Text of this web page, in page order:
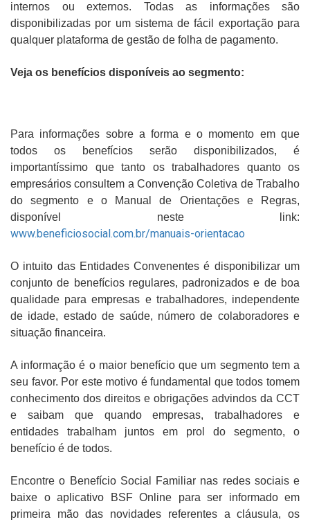
internos ou externos. Todas as informações são
disponibilizadas por um sistema de fácil exportação para
qualquer plataforma de gestão de folha de pagamento.
Veja os benefícios disponíveis ao segmento:
Para informações sobre a forma e o momento em que
todos os benefícios serão disponibilizados, é
importantíssimo que tanto os trabalhadores quanto os
empresários consultem a Convenção Coletiva de Trabalho
do segmento e o Manual de Orientações e Regras,
disponível neste link:
www.beneficiosocial.com.br/manuais-orientacao
O intuito das Entidades Convenentes é disponibilizar um
conjunto de benefícios regulares, padronizados e de boa
qualidade para empresas e trabalhadores, independente
de idade, estado de saúde, número de colaboradores e
situação financeira.
A informação é o maior benefício que um segmento tem a
seu favor. Por este motivo é fundamental que todos tomem
conhecimento dos direitos e obrigações advindos da CCT
e saibam que quando empresas, trabalhadores e
entidades trabalham juntos em prol do segmento, o
benefício é de todos.
Encontre o Benefício Social Familiar nas redes sociais e
baixe o aplicativo BSF Online para ser informado em
primeira mão das novidades referentes a cláusula, os